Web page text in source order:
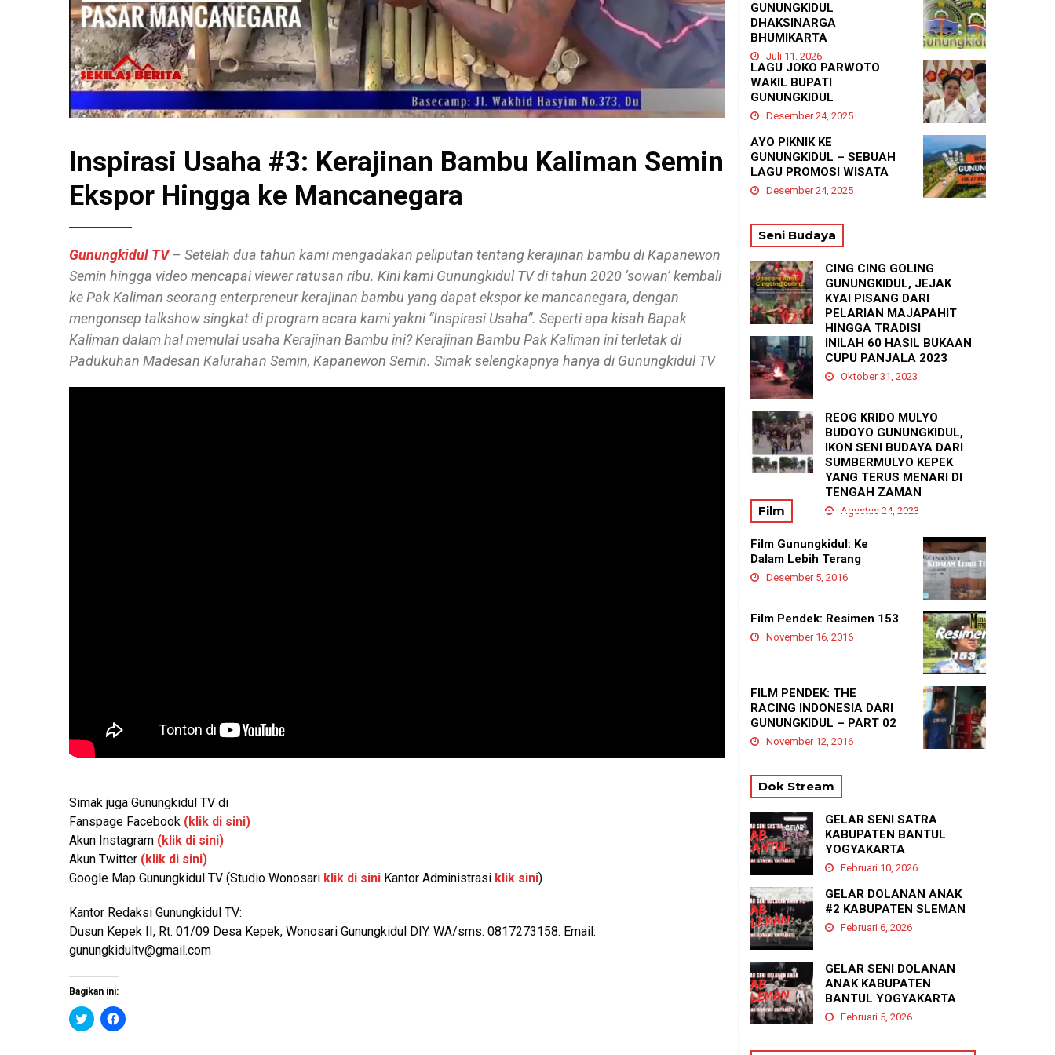
Inspirasi Usaha #3: Kerajinan Bambu Kaliman Semin
Ekspor Hingga ke Mancanegara
Gunungkidul TV– Setelah dua tahun kami mengadakan peliputan tentang kerajinan bambu di Kapanewon
Semin hingga video mencapai viewer ratusan ribu. Kini kami Gunungkidul TV di tahun 2020 ‘sowan’ kembali
ke Pak Kaliman seorang enterpreneur kerajinan bambu yang dapat ekspor ke mancanegara, dengan
mengonsep talkshow singkat di program acara kami yakni “Inspirasi Usaha”. Seperti apa kisah Bapak
Kaliman dalam hal memulai usaha Kerajinan Bambu ini? Kerajinan Bambu Pak Kaliman ini terletak di
Padukuhan Madesan Kalurahan Semin, Kapanewon Semin. Simak selengkapnya hanya di Gunungkidul TV
Simak juga Gunungkidul TV di
Fanspage Facebook (klik di sini)
Akun Instagram (klik di sini)
Akun Twitter (klik di sini)
Google Map Gunungkidul TV (Studio Wonosari klik di sini Kantor Administrasi klik sini)
Kantor Redaksi Gunungkidul TV:
Dusun Kepek II, Rt. 01/09 Desa Kepek, Wonosari Gunungkidul DIY. WA/sms. 0817273158. Email:
gunungkidultv@gmail.com
Bagikan ini:
K
l
K
l
GUNUNGKIDUL
DHAKSINARGA
BHUMIKARTA
Juli 11, 2026
LAGU JOKO PARWOTO
WAKIL BUPATI
GUNUNGKIDUL
Desember 24, 2025
AYO PIKNIK KE
GUNUNGKIDUL – SEBUAH
LAGU PROMOSI WISATA
Desember 24, 2025
Seni Budaya
CING CING GOLING
GUNUNGKIDUL, JEJAK
KYAI PISANG DARI
PELARIAN MAJAPAHIT
HINGGA TRADISI
TASYAKURAN
PADUKUHAN GEDANGAN
Agustus 21, 2025
INILAH 60 HASIL BUKAAN
CUPU PANJALA 2023
Oktober 31, 2023
REOG KRIDO MULYO
BUDOYO GUNUNGKIDUL,
IKON SENI BUDAYA DARI
SUMBERMULYO KEPEK
YANG TERUS MENARI DI
TENGAH ZAMAN
Agustus 24, 2023
Film
Film Gunungkidul: Ke
Dalam Lebih Terang
Desember 5, 2016
Film Pendek: Resimen 153
November 16, 2016
FILM PENDEK: THE
RACING INDONESIA DARI
GUNUNGKIDUL – PART 02
November 12, 2016
Dok Stream
GELAR SENI SATRA
KABUPATEN BANTUL
YOGYAKARTA
Februari 10, 2026
GELAR DOLANAN ANAK
#2 KABUPATEN SLEMAN
Februari 6, 2026
GELAR SENI DOLANAN
ANAK KABUPATEN
BANTUL YOGYAKARTA
Februari 5, 2026